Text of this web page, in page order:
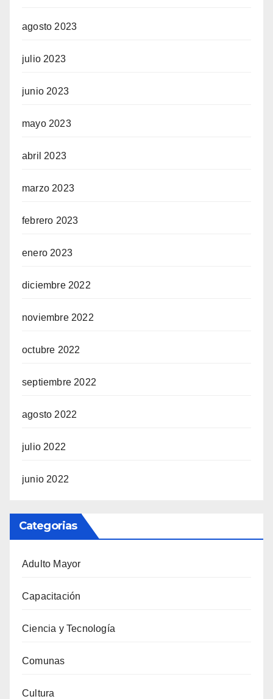
agosto 2023
julio 2023
junio 2023
mayo 2023
abril 2023
marzo 2023
febrero 2023
enero 2023
diciembre 2022
noviembre 2022
octubre 2022
septiembre 2022
agosto 2022
julio 2022
junio 2022
Categorias
Adulto Mayor
Capacitación
Ciencia y Tecnología
Comunas
Cultura